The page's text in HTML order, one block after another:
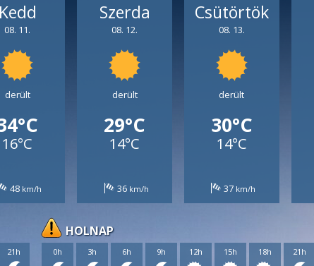
Kedd
08. 11.
derült
16°C
48
Szerda
08. 12.
derült
29°C
14°C
36
Csütörtök
08. 13.
derült
30°C
14°C
37
21h
HOLNAP
0h 3h 6h 9h 12h 15h 18h 21h